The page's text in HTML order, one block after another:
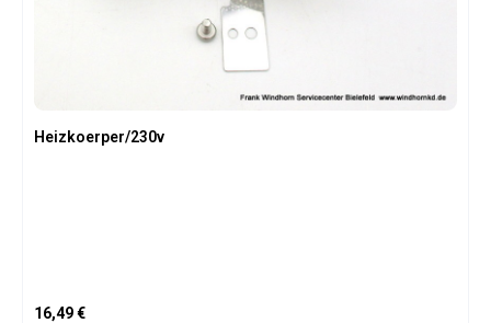
Heizkoerper/230v
Regulärer Preis:
16,49 €